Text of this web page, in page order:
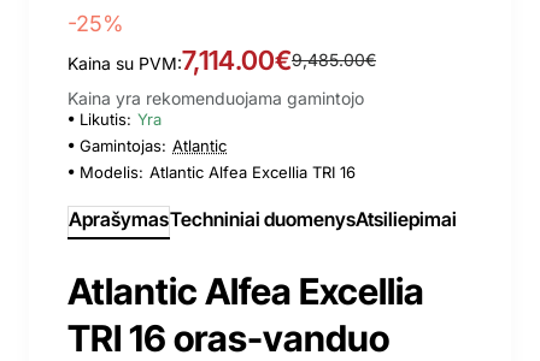
-25%
Kaina su PVM:7,114.00€9,485.00€
Kaina yra rekomenduojama gamintojo
Likutis: Yra
Gamintojas: Atlantic
Modelis: Atlantic Alfea Excellia TRI 16
AprašymasTechniniai duomenysAtsiliepimai
Atlantic Alfea Excellia
TRI 16 oras-vanduo